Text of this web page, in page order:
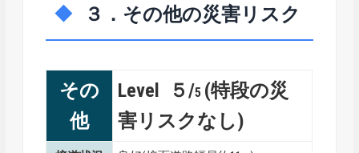
３．その他の災害リスク
その
他
Level ５/5 (特段の災
害リスクなし)